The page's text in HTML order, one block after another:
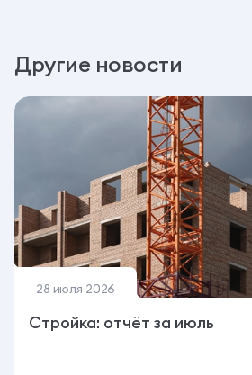
Другие новости
28 июля 2026
Стройка: отчёт за июль